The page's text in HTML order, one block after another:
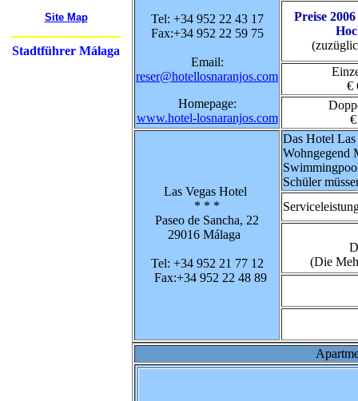
Tel: +34 952 22 43 17
Fax:+34 952 22 59 75
Email:
reser@hotellosnaranjos.com
Homepage:
www.hotel-losnaranjos.com
Preise 2006
€
Las Vegas Hotel
* * *
Paseo de Sancha, 22
29016 Málaga
Tel: +34 952 21 77 12
Fax:+34 952 22 48 89
Das Hotel Las
Wohngegend
Schüler
(Die
Site Map
Stadtführer Málaga